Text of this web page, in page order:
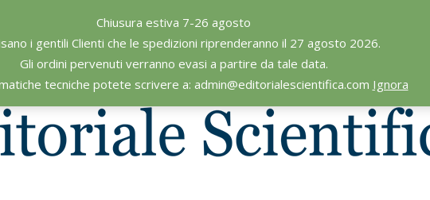
Chiusura estiva 7-26 agosto
i gentili Clienti che le spedizioni riprenderanno il 27 agosto 2026.
Gli ordini pervenuti verranno evasi a partire da tale data.
tecniche potete scrivere a: admin@editorialescientifica.com Ignora